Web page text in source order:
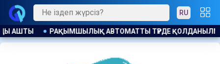
RU
ҚАНША ҚАЗАҚСТАНДЫҚ БОСТАНДЫҚҚА